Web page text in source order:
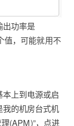
出功率是
值，可能就用不
上到电源或启
的机房台式机
(APM)”，点进